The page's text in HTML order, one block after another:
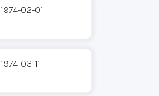
1974-02-01
1974-03-11